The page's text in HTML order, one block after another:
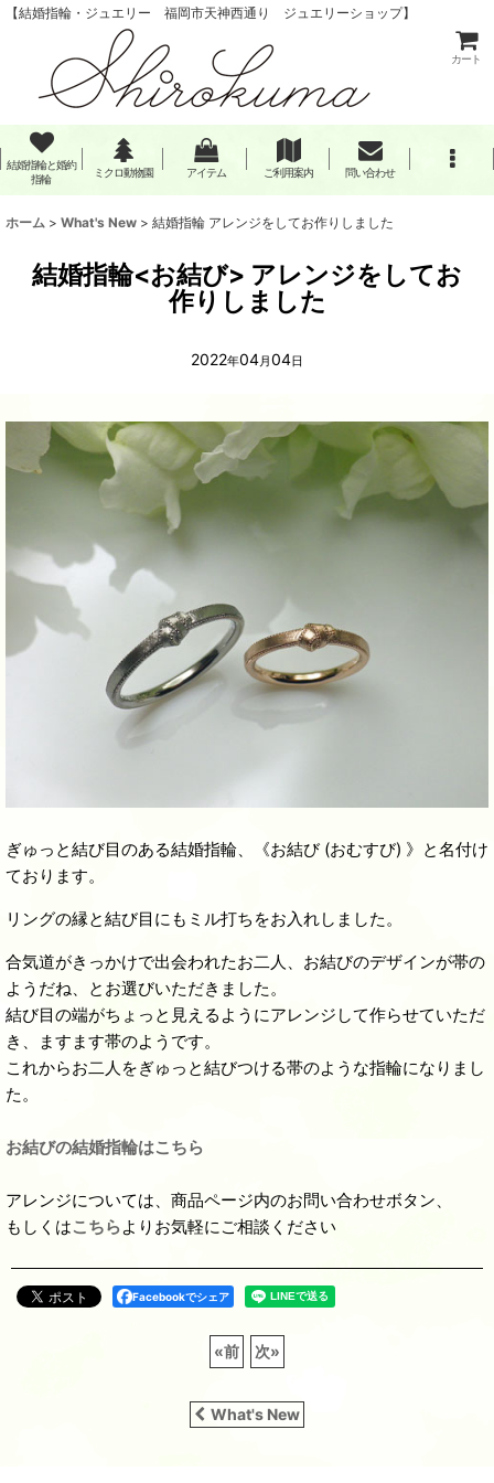
【結婚指輪・ジュエリー 福岡市天神西通り ジュエリーショップ】
カート
結婚指輪と婚約
指輪
ミクロ動物園 アイテム ご利用案内 問い合わせ
ホーム > What's New > 結婚指輪 アレンジをしてお作りしました
結婚指輪<お結び> アレンジをしてお
作りしました
2022年04月04日
ぎゅっと結び目のある結婚指輪、《お結び (おむすび) 》と名付け
ております。
リングの縁と結び目にもミル打ちをお入れしました。
合気道がきっかけで出会われたお二人、お結びのデザインが帯の
ようだね、とお選びいただきました。
結び目の端がちょっと見えるようにアレンジして作らせていただ
き、ますます帯のようです。
これからお二人をぎゅっと結びつける帯のような指輪になりまし
た。
お結びの結婚指輪はこちら
アレンジについては、商品ページ内のお問い合わせボタン、
もしくはこちらよりお気軽にご相談ください
Facebookでシェア
«前 次»
What's New